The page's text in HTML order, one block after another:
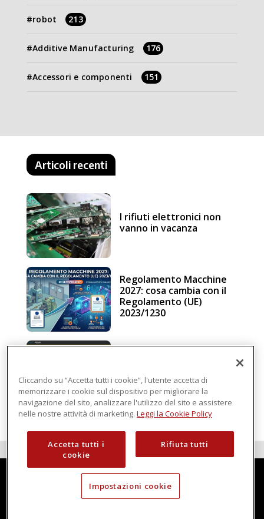
robot 213
Additive Manufacturing 176
Accessori e componenti 151
Articoli recenti
I rifiuti elettronici non
vanno in vacanza
Regolamento Macchine
2027: cosa cambia con il
Regolamento (UE)
2023/1230
intelligenza in cloud
Cliccando su “Accetta tutti i cookie”, l'utente accetta di
memorizzare i cookie sul dispositivo per migliorare la
navigazione del sito, analizzare l'utilizzo del sito e assistere
nelle nostre attività di marketing. Leggi la Cookie Policy
Accetta tutti i
cookie
Rifiuta tutti
Impostazioni cookie